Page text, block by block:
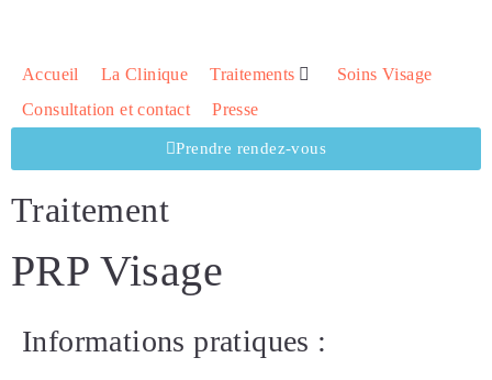
Accueil La Clinique Traitements
Soins Visage
Consultation et contact
Presse
Prendre rendez-vous
Traitement
PRP Visage
Informations pratiques :